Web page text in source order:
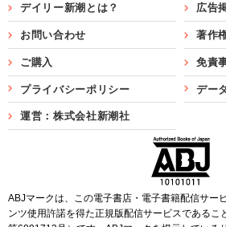
デイリー新潮とは？ 広告
お問い合わせ 著作
ご購入 免責
プライバシーポリシー デー
運営：株式会社新潮社
ABJマークは、この電子書店・電子書籍配信サー
ンツ使用許諾を得た正規版配信サービスであるこ